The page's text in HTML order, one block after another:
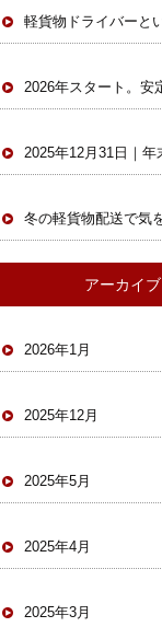
アーカイブ
2026年1月
2025年12月
2025年5月
2025年4月
2025年3月